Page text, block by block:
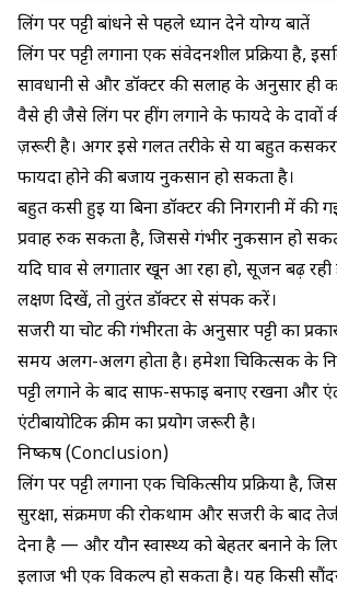
लिंग पर पट्टी बांधने से पहले ध्यान देने योग्य बातें
लिंग पर पट्टी लगाना एक संवेदनशील प्रक्रिया है,
सावधानी से और डॉक्टर की सलाह के अनुसार ही
वैसे ही जैसेलिंग पर हींग लगाने के फायदेके दावों
ज़रूरी है। अगर इसे गलत तरीके से या बहुत कसकर
फायदा होने की बजाय नुकसान हो सकता है।
बहुत कसी हुई या बिना डॉक्टर की निगरानी में की
प्रवाह रुक सकता है, जिससे गंभीर नुकसान हो
यदि घाव से लगातार खून आ रहा हो, सूजन बढ़
लक्षण दिखें, तो तुरंत डॉक्टर से संपर्क करें।
सर्जरी या चोट की गंभीरता के अनुसार पट्टी का
समय अलग-अलग होता है। हमेशा चिकित्सक के
पट्टी लगाने के बाद साफ-सफाई बनाए रखना और
एंटीबायोटिक क्रीम का प्रयोग जरूरी है।
निष्कर्ष (Conclusion)
लिंग पर पट्टी लगाना एक चिकित्सीय प्रक्रिया है,
सुरक्षा, संक्रमण की रोकथाम और सर्जरी के बाद
देना है — और यौन स्वास्थ्य को बेहतर बनाने के
इलाजभी एक विकल्प हो सकता है। यह किसी